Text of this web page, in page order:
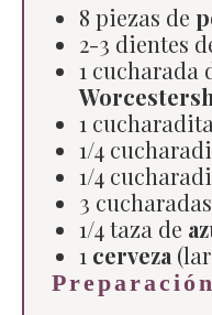
8 piezas de
2-3 dientes
1 cucharada
1
1/4
1/4
3
1/4 taza de
1 cerveza